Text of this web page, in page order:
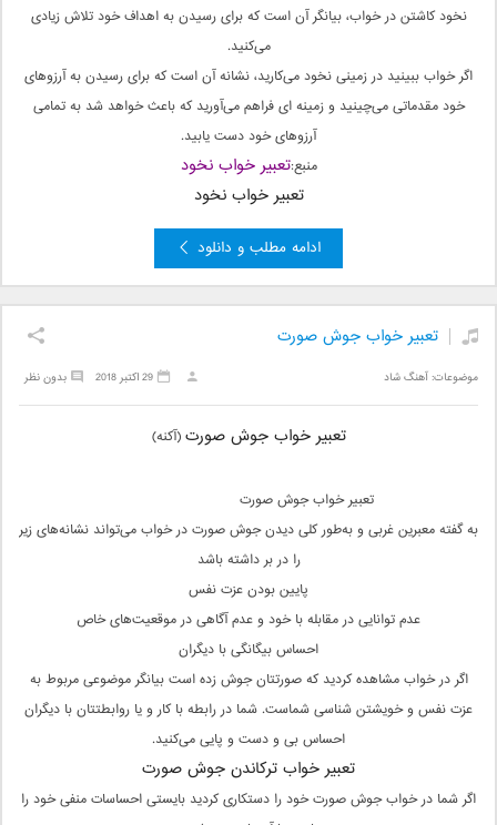
نخود کاشتن در خواب، بیانگر آن است که برای رسیدن به اهداف خود تلاش زیادی
می‌کنید.
اگر خواب ببینید در زمینی نخود می‌کارید، نشانه آن است که برای رسیدن به آرزوهای
خود مقدماتی می‌چینید و زمینه ای فراهم می‌آورید که باعث خواهد شد به تمامی
آرزوهای خود دست یابید.
منبع:تعبیر خواب نخود
تعبیر خواب نخود
ادامه مطلب و دانلود
تعبیر خواب جوش صورت
موضوعات:آهنگ شاد بدون نظر 29 اکتبر 2018
تعبیر خواب جوش صورت(آکنه)
تعبیر خواب جوش صورت
به گفته معبرین غربی و به‌طور کلی دیدن جوش صورت در خواب می‌تواند نشانه‌های زیر
را در بر داشته باشد
پایین بودن عزت نفس
عدم توانایی در مقابله با خود و عدم آگاهی در موقعیت‌های خاص
احساس بیگانگی با دیگران
اگر در خواب مشاهده کردید که صورتتان جوش زده است بیانگر موضوعی مربوط به
عزت نفس و خویشتن شناسی شماست. شما در رابطه با کار و یا روابطتتان با دیگران
احساس بی و دست و پایی می‌کنید.
تعبیر خواب ترکاندن جوش صورت
اگر شما در خواب جوش صورت خود را دستکاری کردید بایستی احساسات منفی خود را